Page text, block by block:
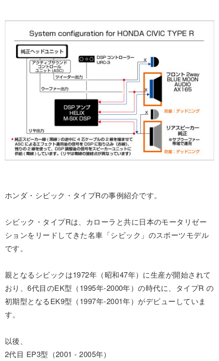
ホンダ・シビック・タイプRの事例紹介です。
シビック・タイプRは、カローラと共に日本のモータリゼー
ションをリードしてきた名車「シビック」のスポーツモデル
です。
親となるシビックは1972年（昭和47年）に生産が開始されて
おり、6代目のEK型（1995年-2000年）の時代に、タイプR の
初期型となるEK9型（1997年-2001年）がデビューしていま
す。
以後、
2代目 EP3型（2001 - 2005年）